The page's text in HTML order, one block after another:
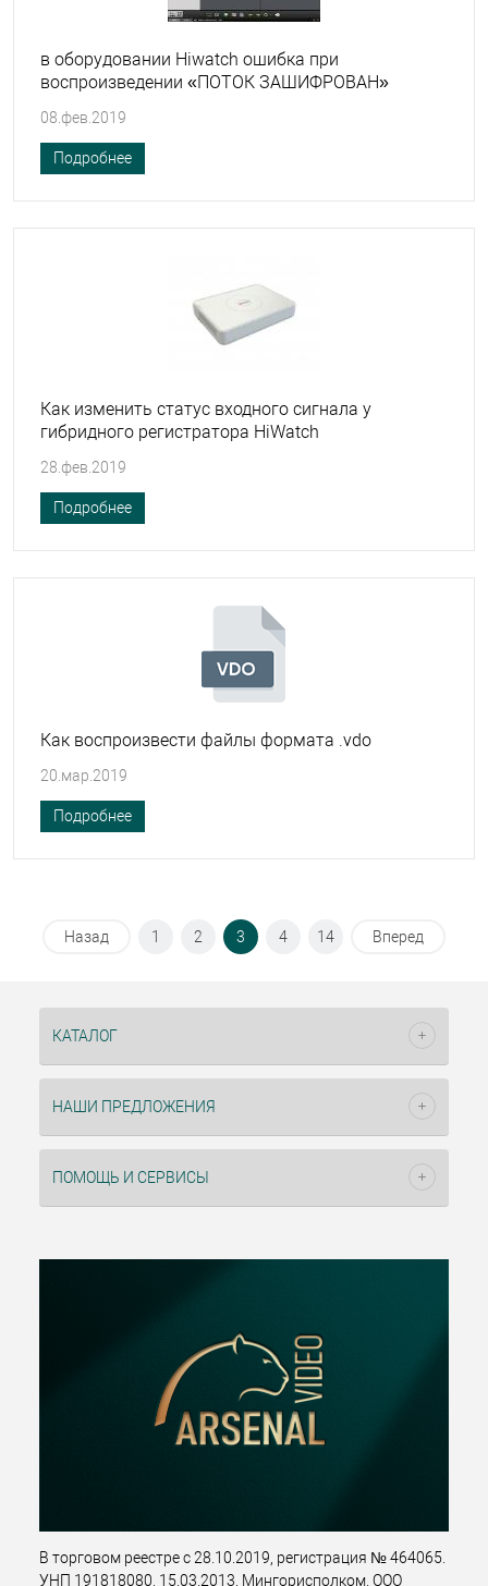
в оборудовании Hiwatch ошибка при
воспроизведении «ПОТОК ЗАШИФРОВАН»
08.фев.2019
Подробнее
Как изменить статус входного сигнала у
гибридного регистратора HiWatch
28.фев.2019
Подробнее
Как воспроизвести файлы формата .vdo
20.мар.2019
Подробнее
Назад 1 2 3 4 14 Вперед
КАТАЛОГ
НАШИ ПРЕДЛОЖЕНИЯ
ПОМОЩЬ И СЕРВИСЫ
В торговом реестре с 28.10.2019, регистрация № 464065.
УНП 191818080, 15.03.2013, Мингорисполком. ООО